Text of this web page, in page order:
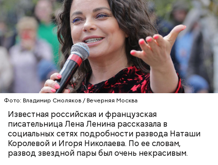
Фото: Владимир Смоляков / Вечерняя Москва
Известная российская и французская
писательница Лена Ленина рассказала в
социальных сетях подробности развода Наташи
Королевой и Игоря Николаева. По ее словам,
развод звездной пары был очень некрасивым.
— Может пробить заряд на человека. Нужно вести
себя очень осторожно, будто увидели дикого
зверя, затаиться, — добавил академик.
Одним из запоминающихся событий того периода
для Макеева стал футбольный матч между
киевским «Динамо» и мадридским «Атлетико»,
который состоялся 3 мая в Киеве. Полк Макеева жил
в палатках в лесу около Варовичей, в 12 километрах
от Припяти. А солдатам очень хотелось увидеть
трансляцию матча. Макеев поехал к секретарю
партийной организации колхоза и попросил
одолжить телевизор.
О, всесвятый Николае, угодниче преизрядный
Господень, теплый наш заступниче, и везде в
скорбех скорый помощниче!